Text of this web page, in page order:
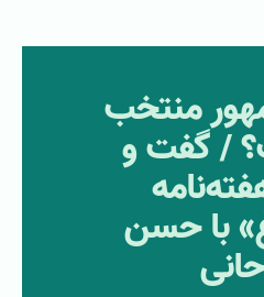
منتخب
/ گفت و
با حسن